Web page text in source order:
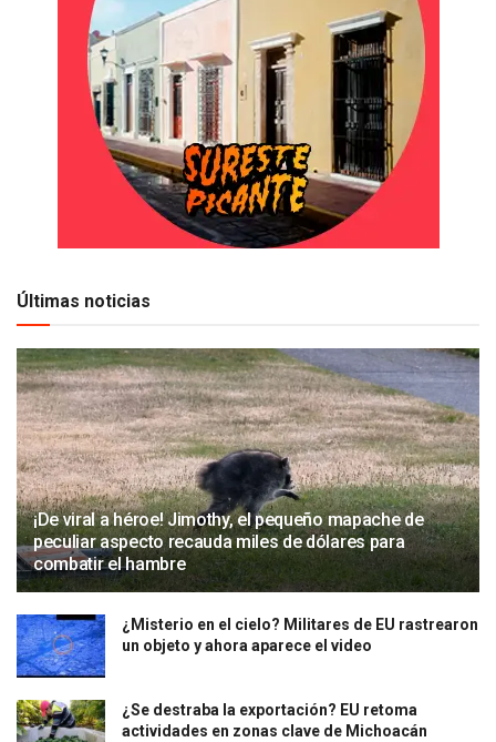
Últimas noticias
¡De viral a héroe! Jimothy, el pequeño mapache de
peculiar aspecto recauda miles de dólares para
combatir el hambre
¿Misterio en el cielo? Militares de EU rastrearon
un objeto y ahora aparece el video
¿Se destraba la exportación? EU retoma
actividades en zonas clave de Michoacán